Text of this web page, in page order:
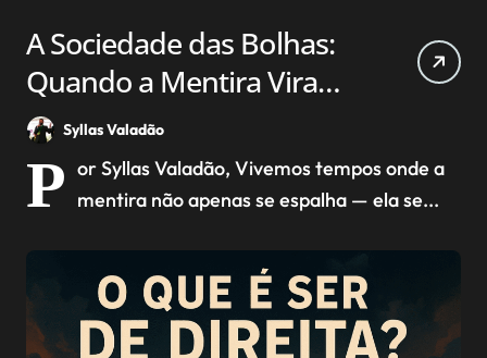
A Sociedade das Bolhas:
Quando a Mentira Vira
Verdade e a Verdade Vira
Ofensa
Syllas Valadão
P or Syllas Valadão, Vivemos tempos onde a
mentira não apenas se espalha — ela se...